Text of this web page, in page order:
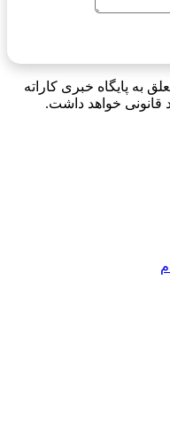
به پایگاه خبری کاراته
قانونی خواهد داشت.